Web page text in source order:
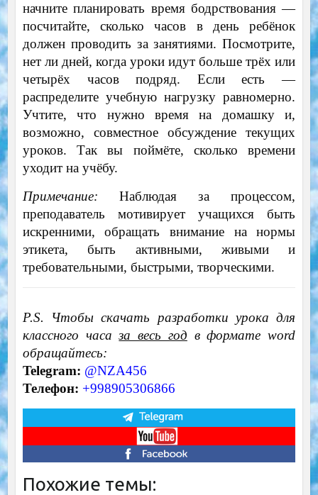
начните планировать время бодрствования —
посчитайте, сколько часов в день ребёнок
должен проводить за занятиями. Посмотрите,
нет ли дней, когда уроки идут больше трёх или
четырёх часов подряд. Если есть —
распределите учебную нагрузку равномерно.
Учтите, что нужно время на домашку и,
возможно, совместное обсуждение текущих
уроков. Так вы поймёте, сколько времени
уходит на учёбу.
Примечание: Наблюдая за процессом,
преподаватель мотивирует учащихся быть
искренними, обращать внимание на нормы
этикета, быть активными, живыми и
требовательными, быстрыми, творческими.
P.S. Чтобы скачать разработки урока для
классного часаза весь год в формате word
обращайтесь:
Telegram: @NZA456
Телефон: +998905306866
Похожие темы: